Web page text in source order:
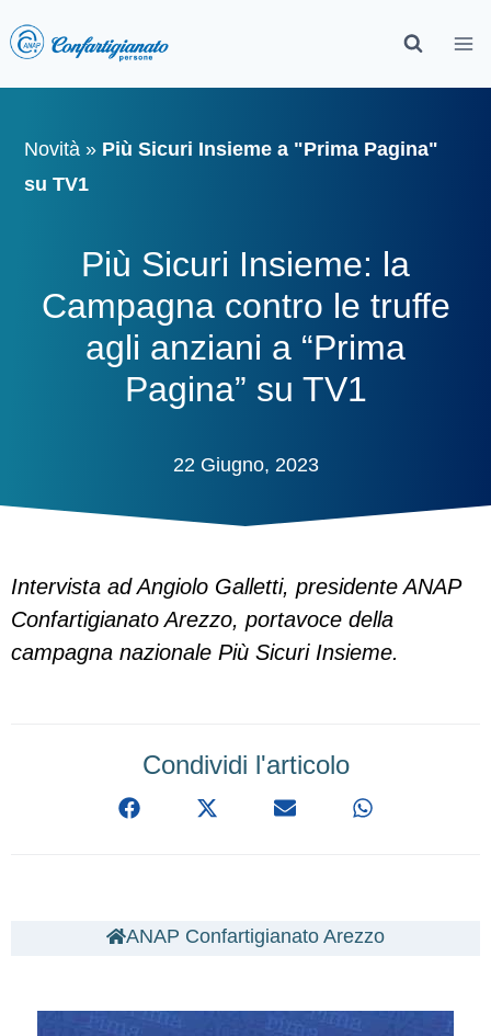
Novità » Più Sicuri Insieme a "Prima Pagina"
su TV1
Più Sicuri Insieme: la
Campagna contro le truffe
agli anziani a “Prima
Pagina” su TV1
22 Giugno, 2023
Intervista ad Angiolo Galletti, presidente ANAP
Confartigianato Arezzo, portavoce della
campagna nazionale Più Sicuri Insieme.
Condividi l'articolo
ANAP Confartigianato Arezzo